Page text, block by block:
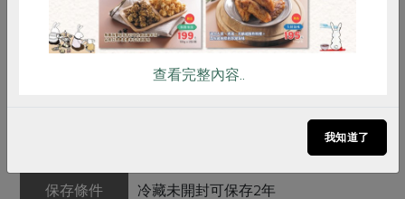
農友/生產者 集昌股份有限公司
中國
保存條件 冷藏未開封可保存2年
查看完整內容..
我知道了